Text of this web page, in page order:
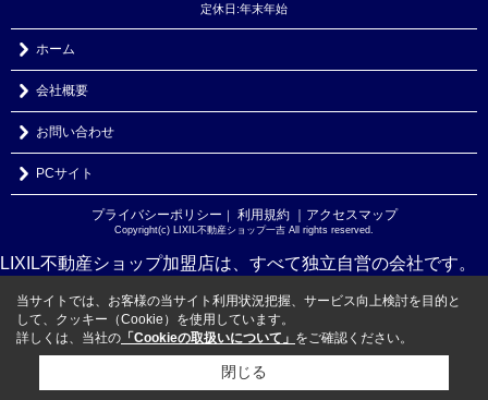
定休日:年末年始
ホーム
会社概要
お問い合わせ
PCサイト
プライバシーポリシー ｜ 利用規約 ｜アクセスマップ
Copyright(c) LIXIL不動産ショップ一吉 All rights reserved.
LIXIL不動産ショップ加盟店は、すべて独立自営の会社です。
当サイトでは、お客様の当サイト利用状況把握、サービス向上検討を目的と
して、クッキー（Cookie）を使用しています。
詳しくは、当社の 「Cookieの取扱いについて」 をご確認ください。
閉じる